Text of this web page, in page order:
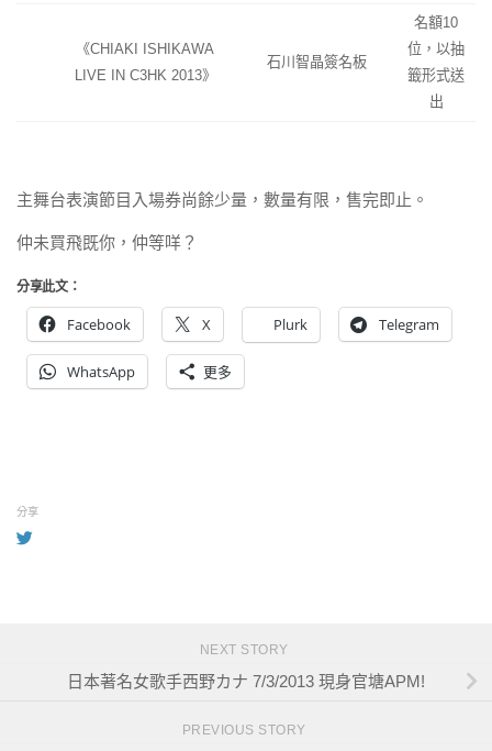
《CHIAKI ISHIKAWA
LIVE IN C3HK 2013》
石川智晶簽名板
名額10
位，以抽
籤形式送
出
主舞台表演節目入場券尚餘少量，數量有限，售完即止。
仲未買飛既你，仲等咩？
分享此文：
Facebook X Plurk Telegram
WhatsApp 更多
分享
NEXT STORY
日本著名女歌手西野カナ 7/3/2013 現身官塘APM!
PREVIOUS STORY